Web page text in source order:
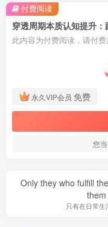
此内容为付费阅读，请付
永久VIP会员 免费
您
付费阅读
Only they who fulfill
只有在日常